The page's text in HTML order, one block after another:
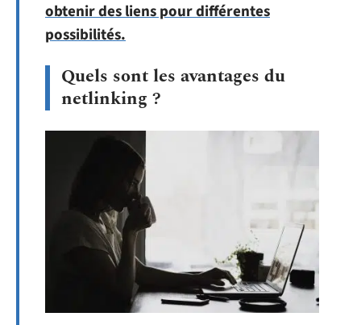
obtenir des liens pour différentes
possibilités.
Quels sont les avantages du
netlinking ?